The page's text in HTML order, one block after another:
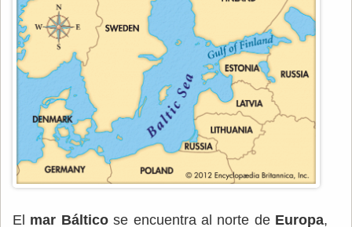
El mar Bálticose encuentra al norte de Europa,